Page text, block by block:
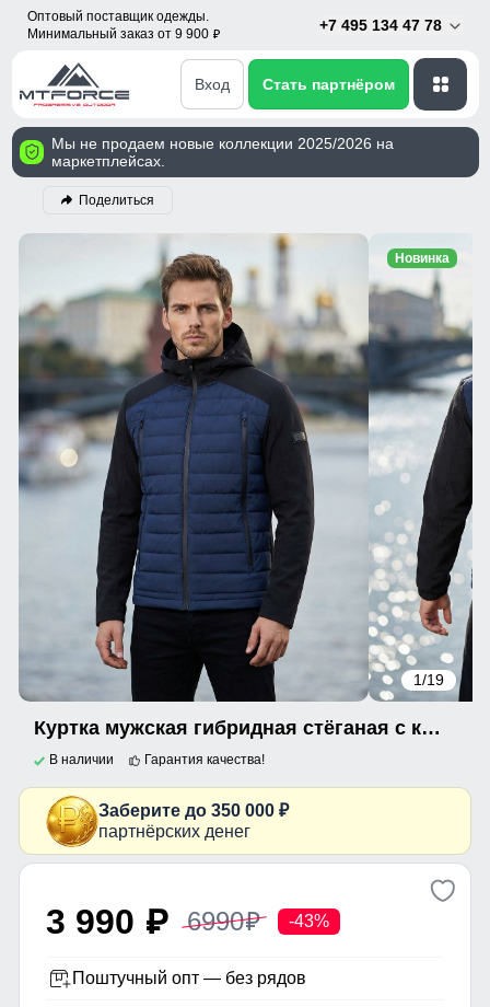
Оптовый поставщик одежды.
Минимальный заказ от 9 900 p
+7 495 134 47 78
Вход Стать партнёром
Мы не продаем новые коллекции 2025/2026 на
маркетплейсах.
Поделиться
1/19
Новинка
Куртка мужская гибридная стёганая с капюшоном с графеновой подкладкой синего цвета 9627_1S
В наличии Гарантия качества!
Заберите до 350 000 ₽
партнёрских денег
3 990 p 6990p -43%
Поштучный опт — без рядов